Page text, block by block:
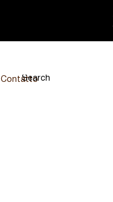
Contatto